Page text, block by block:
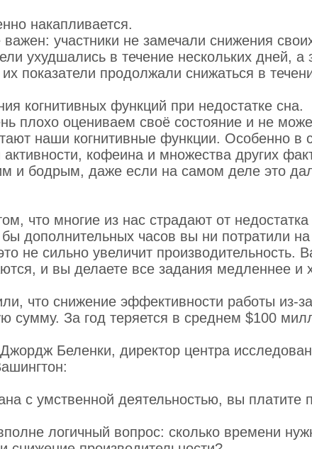
накапливается.
участники не замечали снижения
ухудшались в течение нескольких дней,
показатели продолжали снижаться в
когнитивных функций при недостатке сна.
плохо оцениваем своё состояние и не
наши когнитивные функции. Особенно в
активности, кофеина и множества других
и бодрым, даже если на самом деле это
что многие из нас страдают от
дополнительных часов вы ни потратили
не сильно увеличит производительность.
и вы делаете все задания медленнее и
что снижение эффективности работы из-
сумму. За год теряется в среднем $100
Беленки, директор центра
с умственной деятельностью, вы платите
логичный вопрос: сколько времени